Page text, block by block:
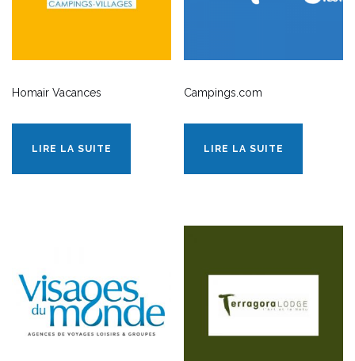
Homair Vacances
LIRE LA SUITE
Campings.com
LIRE LA SUITE